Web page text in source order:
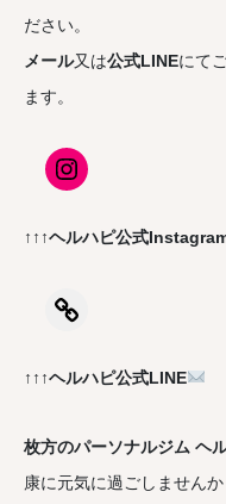
ださい。
メール又は公式LINEにて
ます。
↑↑↑ヘルハピ公式
↑↑↑ヘルハピ公式LINE
枚方のパーソナルジム ヘ
康に元気に過ごしませんか